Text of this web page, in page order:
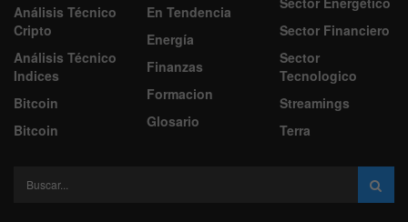
Análisis Técnico
Cripto
Análisis Técnico
Indices
Bitcoin
Bitcoin
En Tendencia
Energía
Finanzas
Formacion
Glosario
Sector Financiero
Sector
Tecnologico
Streamings
Terra